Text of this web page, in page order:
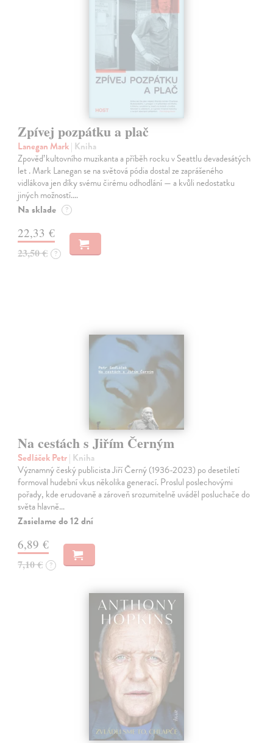
Zpívej pozpátku a plač
Lanegan Mark| Kniha
Zpověď kultovního muzikanta a příběh rocku v Seattlu devadesátých
let . Mark Lanegan se na světová pódia dostal ze zaprášeného
vidlákova jen díky svému čirému odhodlání — a kvůli nedostatku
jiných možností.…
Na sklade ?
22,33 €
23,50 € ?
Na cestách s Jiřím Černým
Sedláček Petr| Kniha
Významný český publicista Jiří Černý (1936-2023) po desetiletí
formoval hudební vkus několika generací. Proslul poslechovými
pořady, kde erudovaně a zároveň srozumitelně uváděl posluchače do
světa hlavně…
Zasielame do 12 dní
6,89 €
7,10 € ?